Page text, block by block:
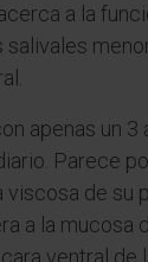
a la
salivales
apenas un 3
Parece
viscosa de su
a la mucosa
ventral de